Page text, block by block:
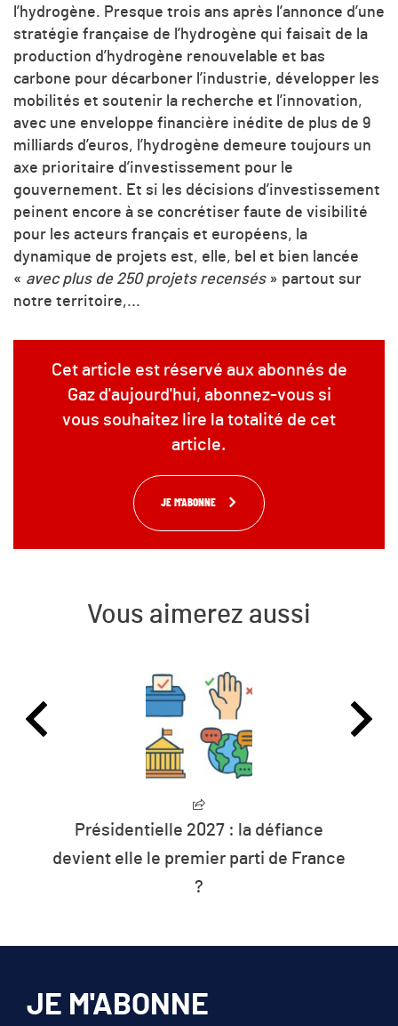
l’hydrogène. Presque trois ans après l’annonce d’une
stratégie française de l’hydrogène qui faisait de la
production d’hydrogène renouvelable et bas
carbone pour décarboner l’industrie, développer les
mobilités et soutenir la recherche et l’innovation,
avec une enveloppe financière inédite de plus de 9
milliards d’euros, l’hydrogène demeure toujours un
axe prioritaire d’investissement pour le
gouvernement. Et si les décisions d’investissement
peinent encore à se concrétiser faute de visibilité
pour les acteurs français et européens, la
dynamique de projets est, elle, bel et bien lancée
« avec plus de 250 projets recensés» partout sur
notre territoire,...
Cet article est réservé aux abonnés de
Gaz d'aujourd'hui, abonnez-vous si
vous souhaitez lire la totalité de cet
article.
JE M'ABONNE
Vous aimerez aussi
2027 : la défiance
le premier parti de France
L’humanité
les
JE M'ABONNE